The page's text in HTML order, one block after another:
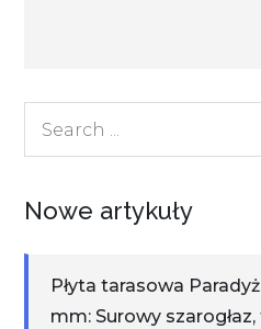
Nowe artykuły
Płyta tarasowa
mm: Surowy